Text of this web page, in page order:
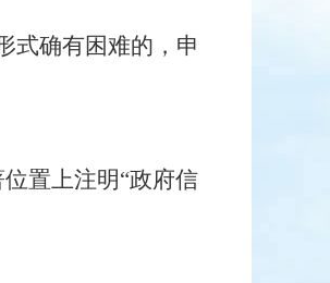
式确有困难的，申
置上注明“政府信